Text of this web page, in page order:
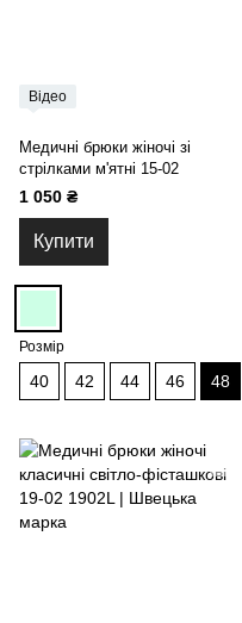
Відео
Медичні брюки жіночі зі
стрілками м'ятні 15-02
1 050 ₴
Купити
Розмір
40 42 44 46 48